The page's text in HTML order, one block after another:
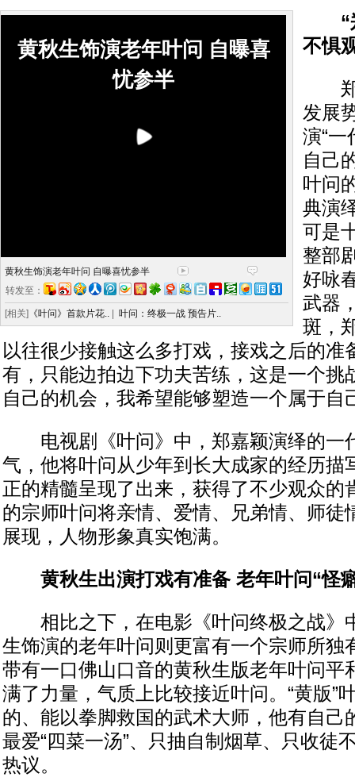
黄秋生饰演老年叶问 自曝喜
忧参半
黄秋生饰演老年叶问 自曝喜忧参半
转发至：
[相关] 《叶问》首款片花.. 叶问：终极一战 预告片..
“
不惧
郑
发展
演“一
自己
叶问
典演
可是
整部
好咏
武器
斑，
以往很少接触这么多打戏，接戏之后的准
有，只能边拍边下功夫苦练，这是一个挑
自己的机会，我希望能够塑造一个属于自
电视剧《叶问》中，郑嘉颖演绎的一
气，他将叶问从少年到长大成家的经历描
正的精髓呈现了出来，获得了不少观众的
的宗师叶问将亲情、爱情、兄弟情、师徒
展现，人物形象真实饱满。
黄秋生出演打戏有准备 老年叶问“怪
相比之下，在电影《叶问终极之战》
生饰演的老年叶问则更富有一个宗师所独
带有一口佛山口音的黄秋生版老年叶问平
满了力量，气质上比较接近叶问。“黄版”
的、能以拳脚救国的武术大师，他有自己
最爱“四菜一汤”、只抽自制烟草、只收徒
热议。